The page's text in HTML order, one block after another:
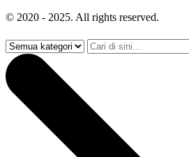
© 2020 - 2025. All rights reserved.